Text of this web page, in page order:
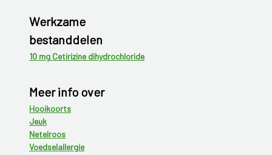
Werkzame
bestanddelen
10 mg Cetirizine dihydrochloride
Meer info over
Hooikoorts
Jeuk
Netelroos
Voedselallergie